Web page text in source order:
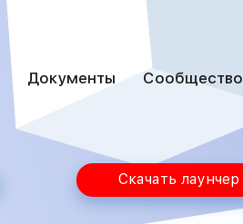
Документы Сообщество
Скачать лаунчер